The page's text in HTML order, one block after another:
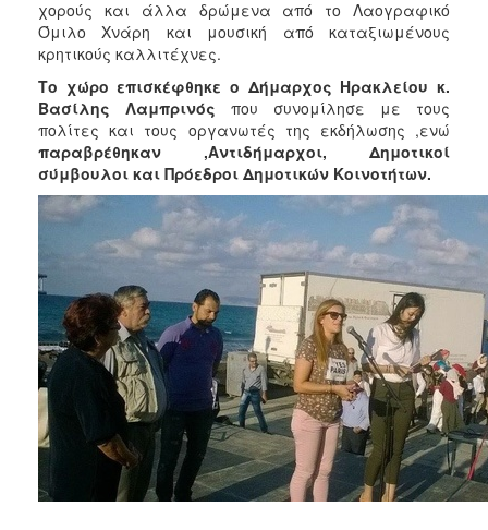
χορούς και άλλα δρώμενα από το Λαογραφικό
Όμιλο Χνάρη και μουσική από καταξιωμένους
κρητικούς καλλιτέχνες.
Το χώρο επισκέφθηκε ο Δήμαρχος Ηρακλείου κ.
Βασίλης Λαμπρινός που συνομίλησε με τους
πολίτες και τους οργανωτές της εκδήλωσης ,ενώ
παραβρέθηκαν ,Αντιδήμαρχοι, Δημοτικοί
σύμβουλοι και Πρόεδροι Δημοτικών Κοινοτήτων.